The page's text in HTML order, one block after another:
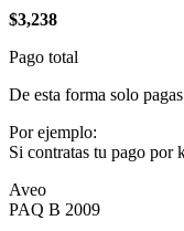
$3,238
Pago total
De esta forma solo
Por ejemplo:
Si contratas tu pago por
Aveo
PAQ B 2009